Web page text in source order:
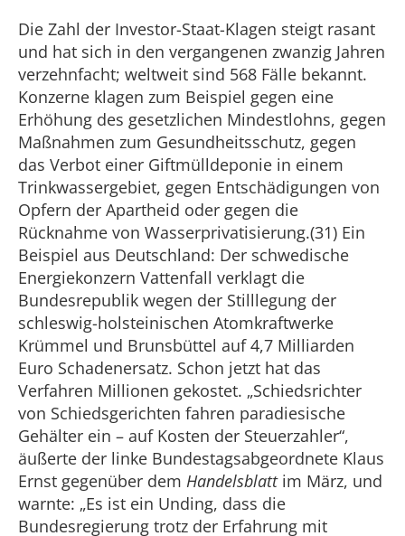
Die Zahl der Investor-Staat-Klagen steigt rasant
und hat sich in den vergangenen zwanzig Jahren
verzehnfacht; weltweit sind 568 Fälle bekannt.
Konzerne klagen zum Beispiel gegen eine
Erhöhung des gesetzlichen Mindestlohns, gegen
Maßnahmen zum Gesundheitsschutz, gegen
das Verbot einer Giftmülldeponie in einem
Trinkwassergebiet, gegen Entschädigungen von
Opfern der Apartheid oder gegen die
Rücknahme von Wasserprivatisierung.(31) Ein
Beispiel aus Deutschland: Der schwedische
Energiekonzern Vattenfall verklagt die
Bundesrepublik wegen der Stilllegung der
schleswig-holsteinischen Atomkraftwerke
Krümmel und Brunsbüttel auf 4,7 Milliarden
Euro Schadenersatz. Schon jetzt hat das
Verfahren Millionen gekostet. „Schiedsrichter
von Schiedsgerichten fahren paradiesische
Gehälter ein – auf Kosten der Steuerzahler“,
äußerte der linke Bundestagsabgeordnete Klaus
Ernst gegenüber dem Handelsblattim März, und
warnte: „Es ist ein Unding, dass die
Bundesregierung trotz der Erfahrung mit